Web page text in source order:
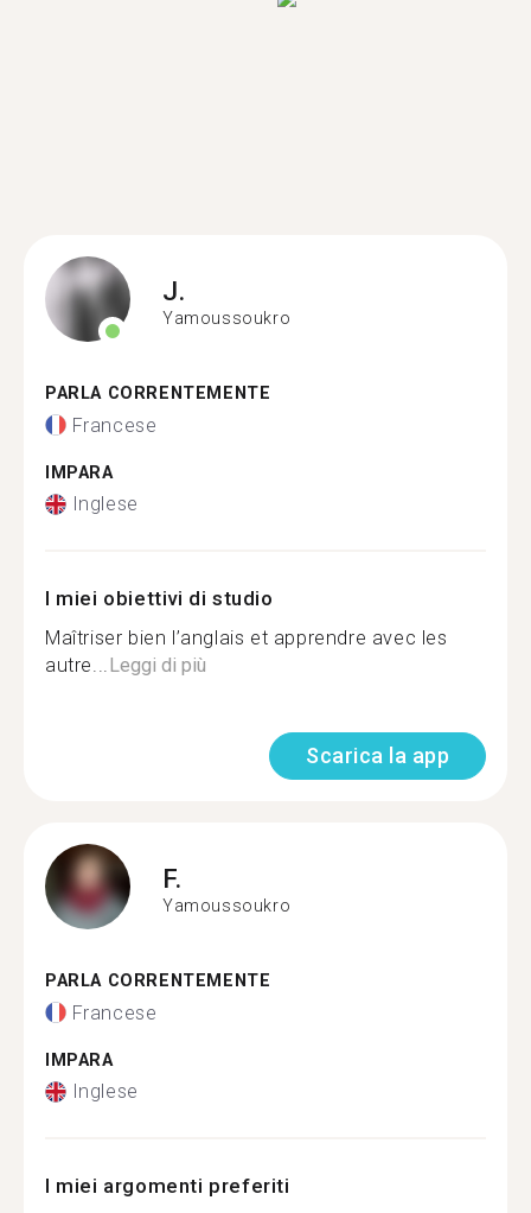
J.
Yamoussoukro
PARLA CORRENTEMENTE
Francese
IMPARA
Inglese
I miei obiettivi di studio
Maîtriser bien l’anglais et apprendre avec les
autre...Leggi di più
Scarica la app
F.
Yamoussoukro
PARLA CORRENTEMENTE
Francese
IMPARA
Inglese
I miei argomenti preferiti